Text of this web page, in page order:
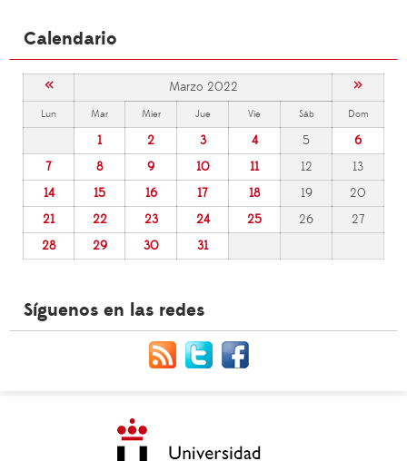
Calendario
« Marzo 2022 »
Lun Mar Mier Jue Vie Sáb Dom
1 2 3 4 5
6
7
8 9 10 11 12
13
14
15 16 17 18 19
20
21
22 23 24 25 26
27
28
29 30 31
Síguenos en las redes